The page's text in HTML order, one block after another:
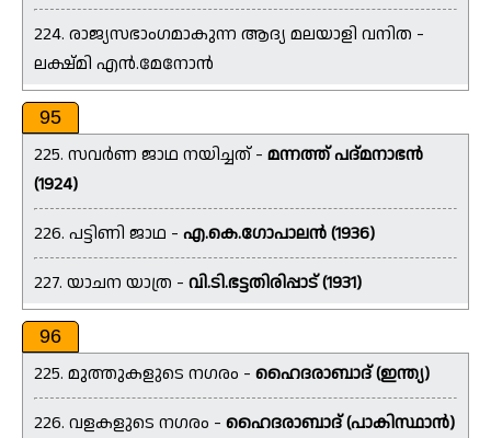
224. രാജ്യസഭാംഗമാകുന്ന ആദ്യ മലയാളി വനിത -
ലക്ഷ്മി എൻ.മേനോൻ
95
225. സവർണ ജാഥ നയിച്ചത് - മന്നത്ത് പദ്മനാഭൻ
(1924)
226. പട്ടിണി ജാഥ - എ.കെ.ഗോപാലൻ (1936)
227. യാചന യാത്ര - വി.ടി.ഭട്ടതിരിപ്പാട് (1931)
96
225. മുത്തുകളുടെ നഗരം - ഹൈദരാബാദ് (ഇന്ത്യ)
226. വളകളുടെ നഗരം - ഹൈദരാബാദ് (പാകിസ്ഥാൻ)